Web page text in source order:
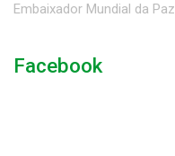
Embaixador Mundial da
Facebook